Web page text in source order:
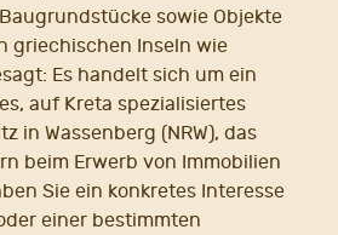
sowie Objekte
griechischen Inseln wie
Es handelt sich um ein
auf Kreta spezialisiertes
in Wassenberg (NRW), das
beim Erwerb von Immobilien
Sie ein konkretes Interesse
einer bestimmten